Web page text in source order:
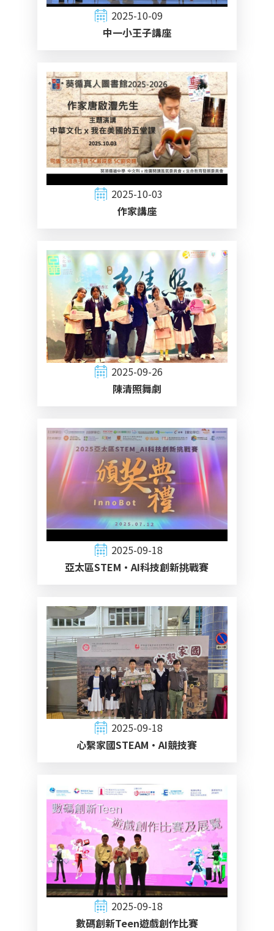
2025-10-09
中一小王子講座
2025-10-03
作家講座
2025-09-26
陳清照舞劇
2025-09-18
亞太區STEM·AI科技創新挑戰賽
2025-09-18
心繫家國STEAM·AI競技賽
2025-09-18
數碼創新Teen遊戲創作比賽